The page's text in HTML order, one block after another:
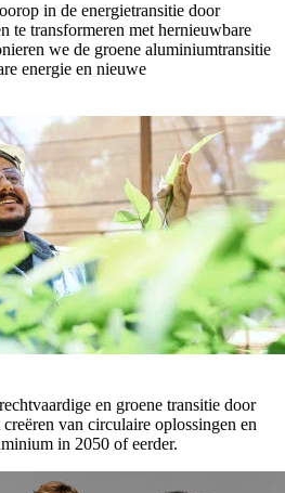
in de energietransitie door
te transformeren met hernieuwbare
we de groene aluminiumtransitie
energie en nieuwe
en groene transitie door
van circulaire oplossingen en
in 2050 of eerder.